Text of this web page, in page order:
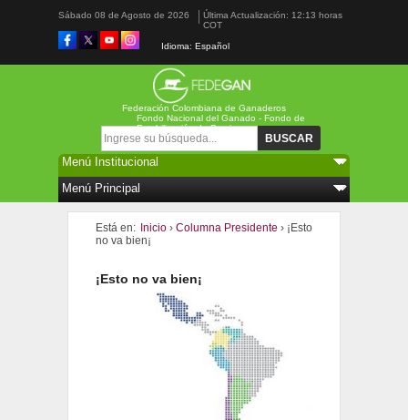
Sábado 08 de Agosto de 2026
Última Actualización: 12:13 horas
COT
Idioma: Español
Federación Colombiana de Ganaderos
Formulario de búsqueda
Fondo Nacional del Ganado - Fondo de
Estabilización de Precios
Está en: Inicio › Columna Presidente › ¡Esto
no va bien¡
¡Esto no va bien¡